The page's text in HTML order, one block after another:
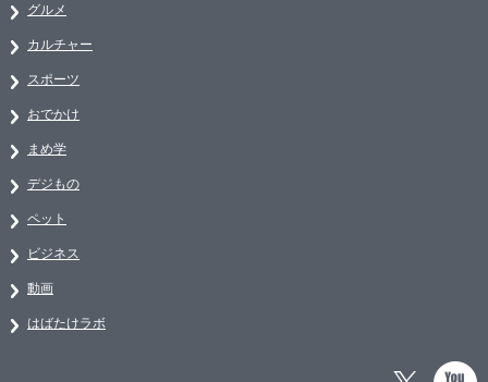
グルメ
カルチャー
スポーツ
おでかけ
まめ学
デジもの
ペット
ビジネス
動画
はばたけラボ